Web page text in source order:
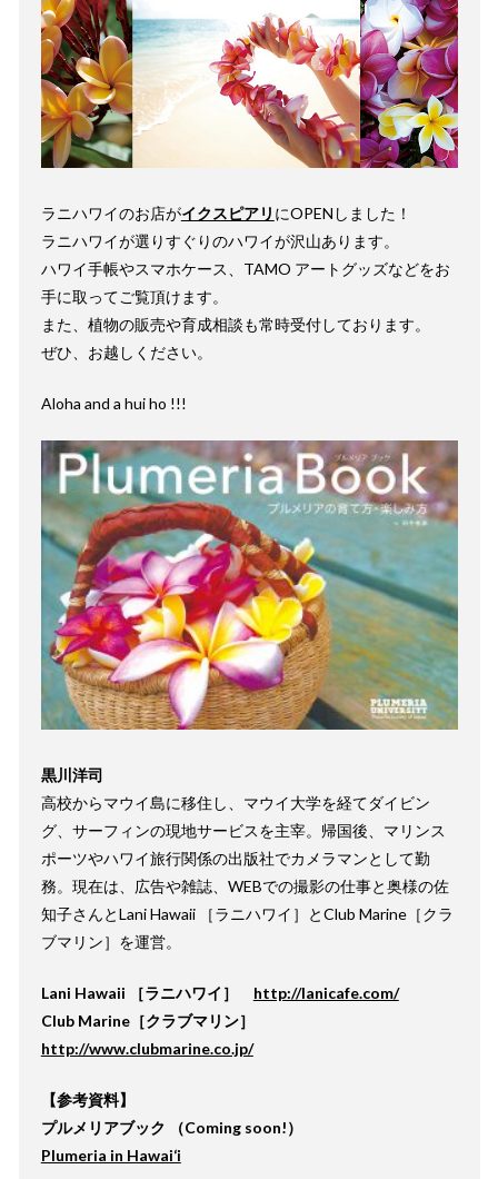
ラニハワイのお店がイクスピアリ にOPENしました！
ラニハワイが選りすぐりのハワイが沢山あります。
ハワイ手帳やスマホケース、TAMO アートグッズなどをお
手に取ってご覧頂けます。
また、植物の販売や育成相談も常時受付しております。
ぜひ、お越しください。
Aloha and a hui ho !!!
黒川洋司
高校からマウイ島に移住し、マウイ大学を経てダイビン
グ、サーフィンの現地サービスを主宰。帰国後、マリンス
ポーツやハワイ旅行関係の出版社でカメラマンとして勤
務。現在は、広告や雑誌、WEBでの撮影の仕事と奥様の佐
知子さんとLani Hawaii ［ラニハワイ］とClub Marine［クラ
ブマリン］を運営。
Lani Hawaii ［ラニハワイ］ http://lanicafe.com/
Club Marine［クラブマリン］
http://www.clubmarine.co.jp/
【参考資料】
プルメリアブック （Coming soon!）
Plumeria in Hawai‘i